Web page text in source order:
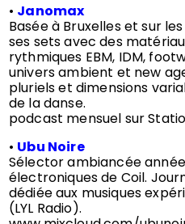
• Janomax
Basée à Bruxelles et sur
ses sets avec des
rythmiques EBM, IDM,
univers ambient et new
pluriels et dimensions
de la danse.
podcast mensuel sur
• Ubu Noire
Sélector ambiancée
électroniques de Coil.
dédiée aux musiques
(LYL Radio).